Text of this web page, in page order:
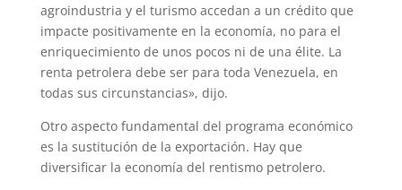
agroindustria y el turismo accedan a un crédito que
impacte positivamente en la economía, no para el
enriquecimiento de unos pocos ni de una élite. La
renta petrolera debe ser para toda Venezuela, en
todas sus circunstancias», dijo.
Otro aspecto fundamental del programa económico
es la sustitución de la exportación. Hay que
diversificar la economía del rentismo petrolero.